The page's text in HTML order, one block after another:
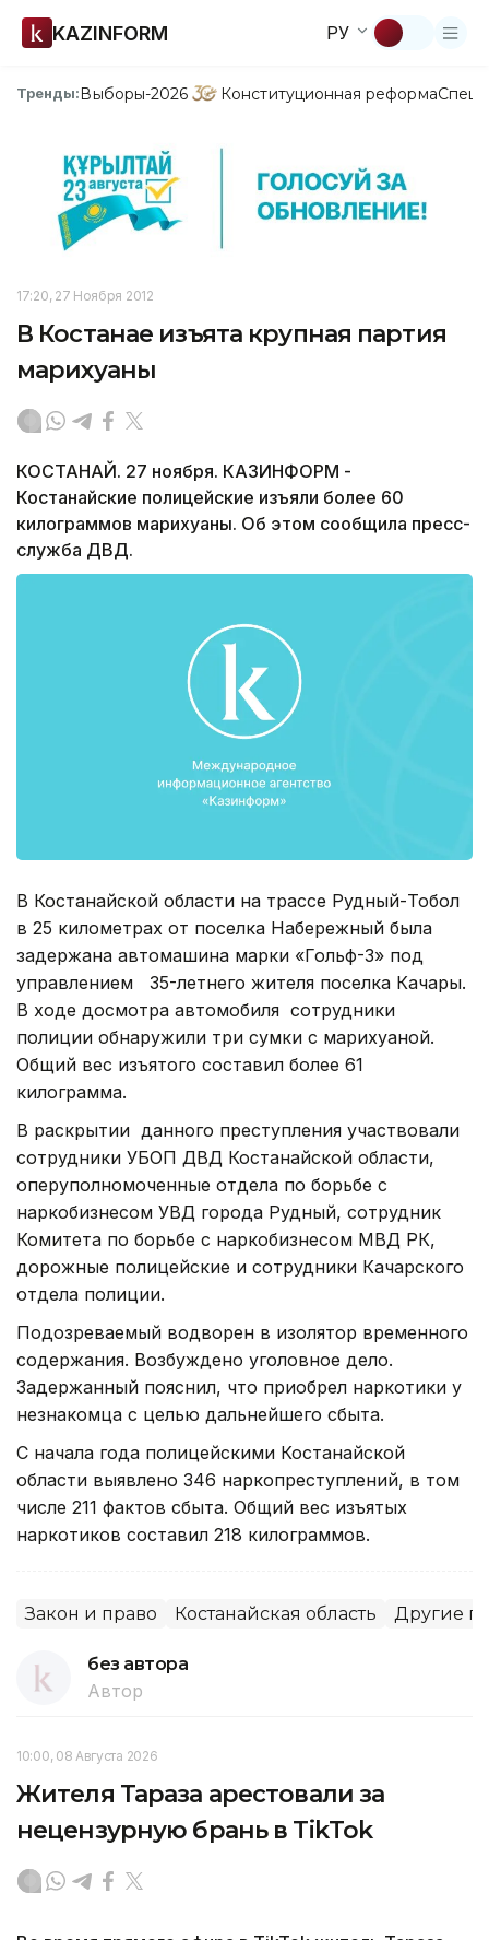
KAZINFORM РУ
Тренды:Выборы-2026 Конституционная реформа
17:20, 27 Ноября 2012
В Костанае изъята крупная партия
марихуаны
КОСТАНАЙ. 27 ноября. КАЗИНФОРМ -
Костанайские полицейские изъяли более 60
килограммов марихуаны. Об этом сообщила пресс-
служба ДВД.
В Костанайской области на трассе Рудный-Тобол
в 25 километрах от поселка Набережный была
задержана автомашина марки «Гольф-3» под
управлением 35-летнего жителя поселка Качары.
В ходе досмотра автомобиля сотрудники
полиции обнаружили три сумки с марихуаной.
Общий вес изъятого составил более 61
килограмма.
В раскрытии данного преступления участвовали
сотрудники УБОП ДВД Костанайской области,
оперуполномоченные отдела по борьбе с
наркобизнесом УВД города Рудный, сотрудник
Комитета по борьбе с наркобизнесом МВД РК,
дорожные полицейские и сотрудники Качарского
отдела полиции.
Подозреваемый водворен в изолятор временного
содержания. Возбуждено уголовное дело.
Задержанный пояснил, что приобрел наркотики у
незнакомца с целью дальнейшего сбыта.
С начала года полицейскими Костанайской
области выявлено 346 наркопреступлений, в том
числе 211 фактов сбыта. Общий вес изъятых
наркотиков составил 218 килограммов.
Закон и право Костанайская область Другие
без автора
Автор
10:00, 08 Августа 2026
Жителя Тараза арестовали за
нецензурную брань в TikTok